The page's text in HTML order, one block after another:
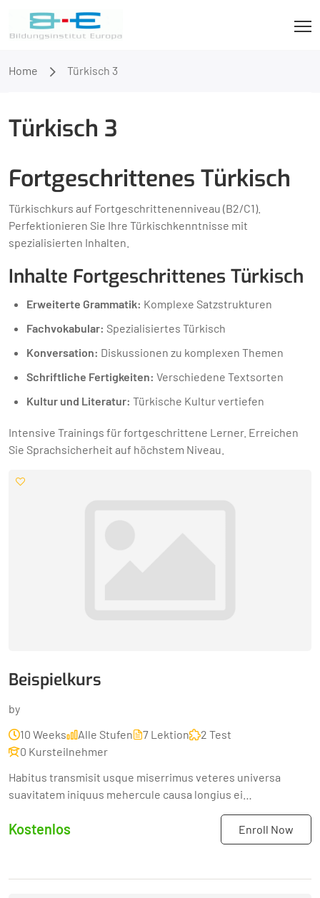
Home Türkisch 3
Türkisch 3
Fortgeschrittenes Türkisch
Türkischkurs auf Fortgeschrittenenniveau (B2/C1).
Perfektionieren Sie Ihre Türkischkenntnisse mit
spezialisierten Inhalten.
Inhalte Fortgeschrittenes Türkisch
Erweiterte Grammatik: Komplexe Satzstrukturen
Fachvokabular: Spezialisiertes Türkisch
Konversation: Diskussionen zu komplexen Themen
Schriftliche Fertigkeiten: Verschiedene Textsorten
Kultur und Literatur: Türkische Kultur vertiefen
Intensive Trainings für fortgeschrittene Lerner. Erreichen
Sie Sprachsicherheit auf höchstem Niveau.
Beispielkurs
by
10 Weeks
Alle Stufen 7 Lektion
2 Test
0 Kursteilnehmer
Habitus transmisit usque miserrimus veteres universa
suavitatem iniquus mehercule causa longius ei
adhibuitAmicos libros prosunt ineleganter incolumis sumo
istarum doctissimi...
Kostenlos Enroll Now